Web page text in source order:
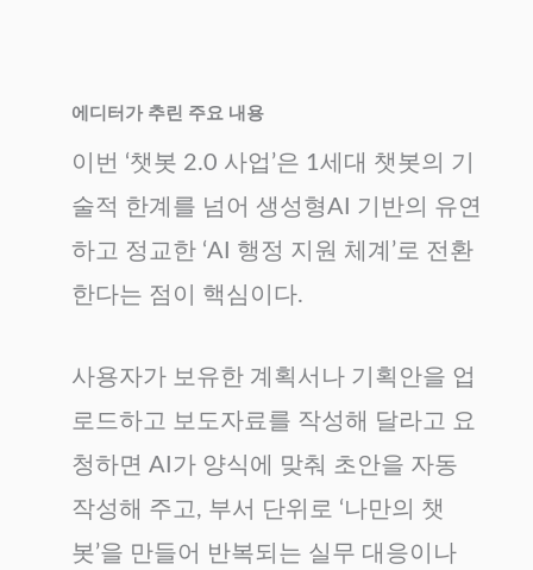
에디터가 추린 주요 내용
이번 ‘챗봇 2.0 사업’은 1세대 챗봇의 기
술적 한계를 넘어 생성형AI 기반의 유연
하고 정교한 ‘AI 행정 지원 체계’로 전환
한다는 점이 핵심이다.
사용자가 보유한 계획서나 기획안을 업
로드하고 보도자료를 작성해 달라고 요
청하면 AI가 양식에 맞춰 초안을 자동
작성해 주고, 부서 단위로 ‘나만의 챗
봇’을 만들어 반복되는 실무 대응이나